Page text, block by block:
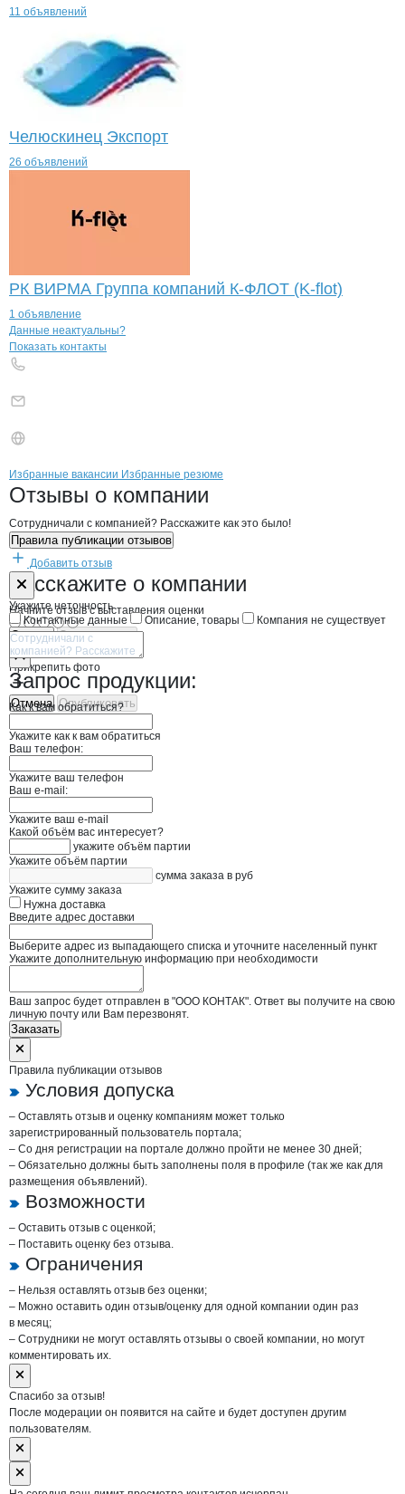
11 объявлений
Челюскинец Экспорт
26 объявлений
РК ВИРМА Группа компаний К-ФЛОТ (K-flot)
1 объявление
Контактыкомпании
+7(800)000-00-..
Данные неактуальны?
Показать контакты
Брендыкомпани КОНТАК
Вакансии вКОНТАК
Избранные вакансии Избранные резюме
Новости oКОНТАК, ООО
Отзывы о компании
Сотрудничали с компанией? Расскажите как это было!
Правила публикации отзывов
Добавить отзыв
Расскажите о компании
Начните отзыв с выставления оценки
Прикрепить фото
Отмена Опубликовать
Форма обратной связи о неточностях
Укажите неточность
Контактные данные
Описание, товары Компания не существует
Отмена Опубликовать
Запрос продукции:
Как к вам обратиться?
Укажите как к вам обратиться
Ваш телефон:
Укажите ваш телефон
Ваш e-mail:
Укажите ваш e-mail
Какой объём вас интересует?
укажите объём партии
Укажите объём партии
сумма заказа в руб
Укажите сумму заказа
Нужна доставка
Введите адрес доставки
Выберите адрес из выпадающего списка и уточните населенный пункт
Укажите дополнительную информацию при необходимости
Ваш запрос будет отправлен в "ООО КОНТАК". Ответ вы получите на свою
личную почту или Вам перезвонят.
Заказать
Правила публикации отзывов
Условия допуска
– Оставлять отзыв и оценку компаниям может только
зарегистрированный пользователь портала;
– Со дня регистрации на портале должно пройти не менее 30 дней;
– Обязательно должны быть заполнены поля в профиле (так же как для
размещения объявлений).
Возможности
– Оставить отзыв с оценкой;
– Поставить оценку без отзыва.
Ограничения
– Нельзя оставлять отзыв без оценки;
– Можно оставить один отзыв/оценку для одной компании один раз
в месяц;
– Сотрудники не могут оставлять отзывы о своей компании, но могут
комментировать их.
Спасибо за отзыв!
После модерации он появится на сайте и будет доступен другим
пользователям.